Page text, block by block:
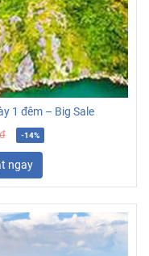
1 đêm – Big Sale
-14%
ngay